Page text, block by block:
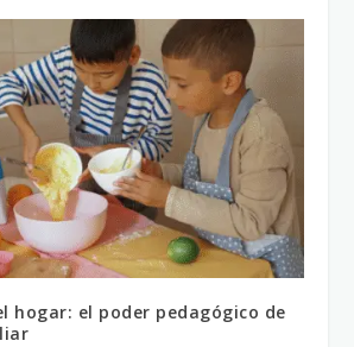
hogar: el poder pedagógico de